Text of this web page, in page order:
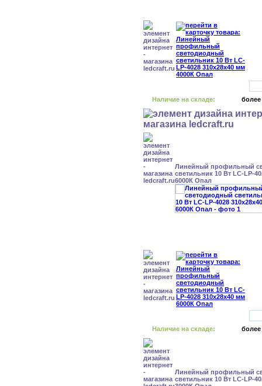
Наличие на складе: более
Линейный профильный
светильник 10 Вт LC-LP-
6000К Опал
Наличие на складе: более
Линейный профильный
светильник 10 Вт LC-LP-